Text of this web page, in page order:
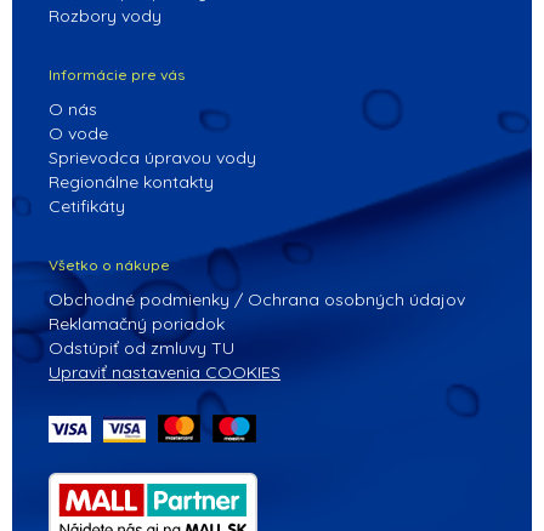
Rozbory vody
Informácie pre vás
O nás
O vode
Sprievodca úpravou vody
Regionálne kontakty
Cetifikáty
Všetko o nákupe
Obchodné podmienky / Ochrana osobných údajov
Reklamačný poriadok
Odstúpiť od zmluvy TU
Upraviť nastavenia COOKIES